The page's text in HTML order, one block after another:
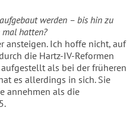
werden – bis hin zu
hatten?
ansteigen. Ich hoffe nicht, auf
die Hartz-IV-Reformen
als bei der früheren
es allerdings in sich. Sie
annehmen als die